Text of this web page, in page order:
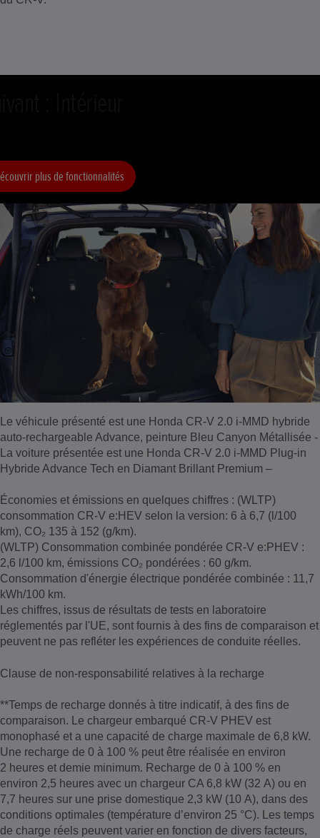
plus de fonctionnalités
Le véhicule présenté est une Honda CR-V 2.0 i-MMD hybride
auto-rechargeable Advance, peinture Bleu Canyon Métallisée -
La voiture présentée est une Honda CR-V 2.0 i-MMD Plug-in
Hybride Advance Tech en Diamant Brillant Premium –
Économies et émissions en quelques chiffres : (WLTP)
consommation CR-V e:HEV selon la version: 6 à 6,7 (l/100
km), CO₂ 135 à 152 (g/km).
(WLTP) Consommation combinée pondérée CR-V e:PHEV :
2,6 l/100 km, émissions CO₂ pondérées : 60 g/km.
Consommation d'énergie électrique pondérée combinée : 11,7
kWh/100 km.
Les chiffres, issus de résultats de tests en laboratoire
réglementés par l'UE, sont fournis à des fins de comparaison et
peuvent ne pas refléter les expériences de conduite réelles.
Clause de non-responsabilité relatives à la recharge
**Temps de recharge donnés à titre indicatif, à des fins de
comparaison. Le chargeur embarqué CR-V PHEV est
monophasé et a une capacité de charge maximale de 6,8 kW.
Une recharge de 0 à 100 % peut être réalisée en environ
2 heures et demie minimum. Recharge de 0 à 100 % en
environ 2,5 heures avec un chargeur CA 6,8 kW (32 A) ou en
7,7 heures sur une prise domestique 2,3 kW (10 A), dans des
conditions optimales (température d’environ 25 °C). Les temps
de charge réels peuvent varier en fonction de divers facteurs,